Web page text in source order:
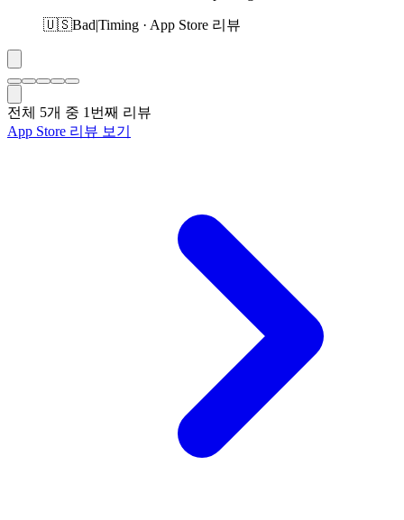
🇺🇸Bad|Timing · App Store 리뷰
전체 5개 중 1번째 리뷰
App Store 리뷰 보기